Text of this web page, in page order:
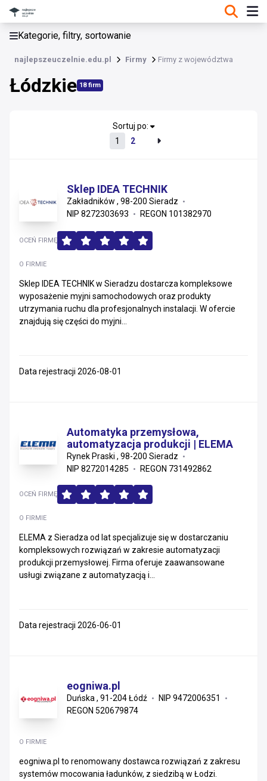
Kategorie, filtry, sortowanie
najlepszeuczelnie.edu.pl Firmy Firmy z województwa
Łódzkie 18 firm
Firmy
Małopolskie
Pomorskie
Opolskie
Śląskie
Łódzkie
Podlaskie
Warmińsko-mazurskie
Świętokrzyskie
Sortuj po:
1
2
Sklep IDEA TECHNIK
Zakładników , 98-200 Sieradz
NIP 8272303693
REGON 101382970
O FIRMIE
Sklep IDEA TECHNIK w Sieradzu dostarcza kompleksowe
wyposażenie myjni samochodowych oraz produkty
utrzymania ruchu dla profesjonalnych instalacji. W ofercie
znajdują się części do myjni...
OCEŃ FIRMĘ
Data rejestracji 2026-08-01
Automatyka przemysłowa,
automatyzacja produkcji | ELEMA
Rynek Praski , 98-200 Sieradz
NIP 8272014285
REGON 731492862
O FIRMIE
ELEMA z Sieradza od lat specjalizuje się w dostarczaniu
kompleksowych rozwiązań w zakresie automatyzacji
produkcji przemysłowej. Firma oferuje zaawansowane
usługi związane z automatyzacją i...
OCEŃ FIRMĘ
Data rejestracji 2026-06-01
eogniwa.pl
Duńska , 91-204 Łódź
NIP 9472006351
REGON 520679874
O FIRMIE
eogniwa.pl to renomowany dostawca rozwiązań z zakresu
systemów mocowania ładunków, z siedzibą w Łodzi.